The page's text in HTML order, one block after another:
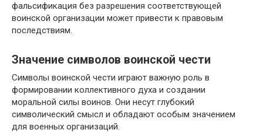
фальсификация без разрешения соответствующей
воинской организации может привести к правовым
последствиям.
Значение символов воинской чести
Символы воинской чести играют важную роль в
формировании коллективного духа и создании
моральной силы воинов. Они несут глубокий
символический смысл и обладают особым значением
для военных организаций.